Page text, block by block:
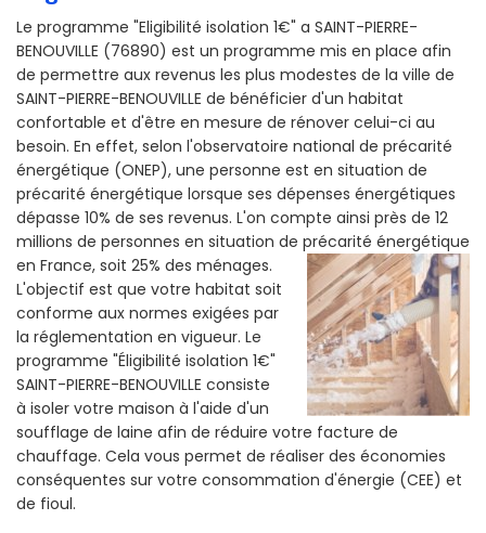
Le programme "Eligibilité isolation 1€" a SAINT-PIERRE-
BENOUVILLE (76890) est un programme mis en place afin
de permettre aux revenus les plus modestes de la ville de
SAINT-PIERRE-BENOUVILLE de bénéficier d'un habitat
confortable et d'être en mesure de rénover celui-ci au
besoin. En effet, selon l'observatoire national de précarité
énergétique (ONEP), une personne est en situation de
précarité énergétique lorsque ses dépenses énergétiques
dépasse 10% de ses revenus. L'on compte ainsi près de 12
millions de personnes en situation de précarité énergétique
en France, soit 25% des ménages.
L'objectif est que votre habitat soit
conforme aux normes exigées par
la réglementation en vigueur. Le
programme "Éligibilité isolation 1€"
SAINT-PIERRE-BENOUVILLE consiste
à isoler votre maison à l'aide d'un
soufflage de laine afin de réduire votre facture de
chauffage. Cela vous permet de réaliser des économies
conséquentes sur votre consommation d'énergie (CEE) et
de fioul.